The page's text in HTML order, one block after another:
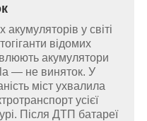
у світі
відомих
акумулятори
— не виняток. У
міст ухвалила
усієї
Після ДТП батареї